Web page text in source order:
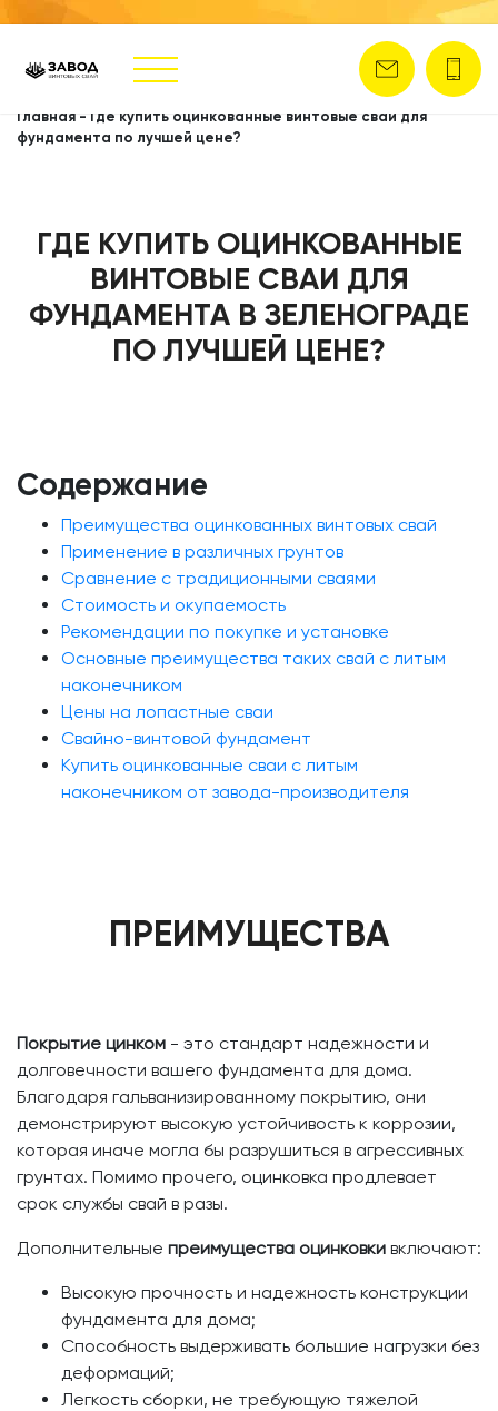
Главная - Где купить оцинкованные винтовые сваи для
фундамента по лучшей цене?
ГДЕ КУПИТЬ ОЦИНКОВАННЫЕ
ВИНТОВЫЕ СВАИ ДЛЯ
ФУНДАМЕНТА В ЗЕЛЕНОГРАДЕ
ПО ЛУЧШЕЙ ЦЕНЕ?
Содержание
Преимущества оцинкованных винтовых свай
Применение в различных грунтов
Сравнение с традиционными сваями
Стоимость и окупаемость
Рекомендации по покупке и установке
Основные преимущества таких свай с литым
наконечником
Цены на лопастные сваи
Свайно-винтовой фундамент
Купить оцинкованные сваи с литым
наконечником от завода-производителя
ПРЕИМУЩЕСТВА
Покрытие цинком - это стандарт надежности и
долговечности вашего фундамента для дома.
Благодаря гальванизированному покрытию, они
демонстрируют высокую устойчивость к коррозии,
которая иначе могла бы разрушиться в агрессивных
грунтах. Помимо прочего, оцинковка продлевает
срок службы свай в разы.
Дополнительные преимущества оцинковки включают:
Высокую прочность и надежность конструкции
фундамента для дома;
Способность выдерживать большие нагрузки без
деформаций;
Легкость сборки, не требующую тяжелой